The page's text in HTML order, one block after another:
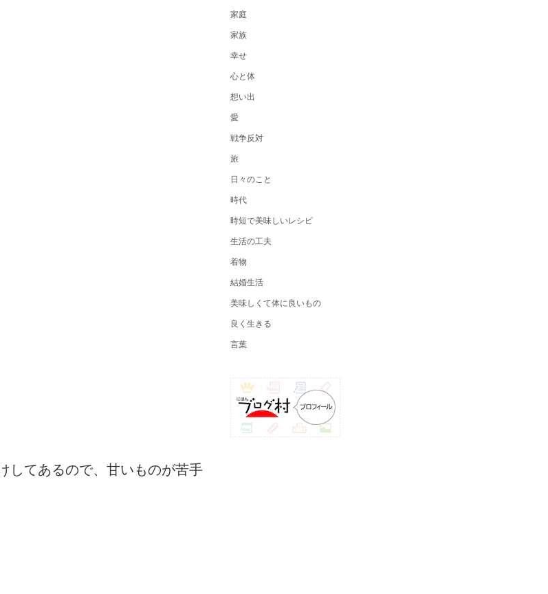
してあるので、甘いものが苦手
家庭
家族
幸せ
心と体
想い出
愛
戦争反対
旅
日々のこと
時代
時短で美味しいレシピ
生活の工夫
着物
結婚生活
美味しくて体に良いもの
良く生きる
言葉